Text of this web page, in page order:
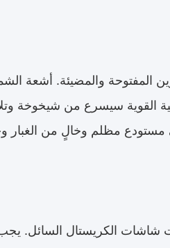
المفتوحة والمضيئة. أشعة
القوية سيسرع من شيخوخة
مظلم وخالٍ من الغبار
شاشات الكريستال السائل.